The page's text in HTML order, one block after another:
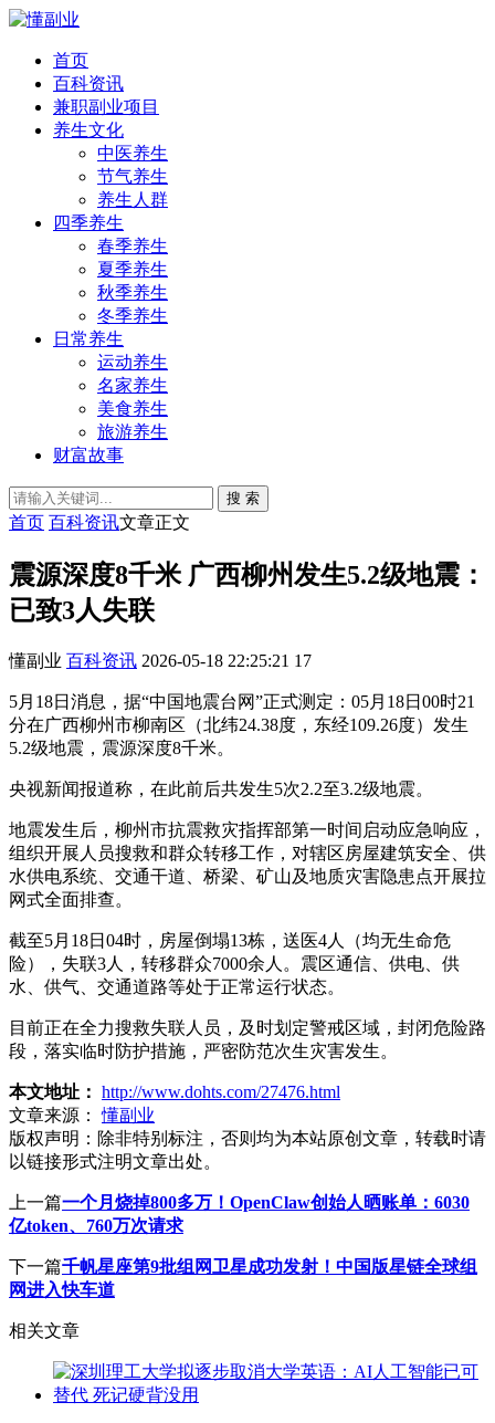
首页
百科资讯
兼职副业项目
养生文化
中医养生
节气养生
养生人群
四季养生
春季养生
夏季养生
秋季养生
冬季养生
日常养生
运动养生
名家养生
美食养生
旅游养生
财富故事
搜 索
首页 百科资讯文章正文
震源深度8千米 广西柳州发生5.2级地震：
已致3人失联
懂副业 百科资讯 2026-05-18 22:25:21 17
5月18日消息，据“中国地震台网”正式测定：05月18日00时21
分在广西柳州市柳南区（北纬24.38度，东经109.26度）发生
5.2级地震，震源深度8千米。
央视新闻报道称，在此前后共发生5次2.2至3.2级地震。
地震发生后，柳州市抗震救灾指挥部第一时间启动应急响应，
组织开展人员搜救和群众转移工作，对辖区房屋建筑安全、供
水供电系统、交通干道、桥梁、矿山及地质灾害隐患点开展拉
网式全面排查。
截至5月18日04时，房屋倒塌13栋，送医4人（均无生命危
险），失联3人，转移群众7000余人。震区通信、供电、供
水、供气、交通道路等处于正常运行状态。
目前正在全力搜救失联人员，及时划定警戒区域，封闭危险路
段，落实临时防护措施，严密防范次生灾害发生。
本文地址： http://www.dohts.com/27476.html
文章来源：
懂副业
版权声明： 除非特别标注，否则均为本站原创文章，转载时请
以链接形式注明文章出处。
上一篇一个月烧掉800多万！OpenClaw创始人晒账单：6030
亿token、760万次请求
下一篇千帆星座第9批组网卫星成功发射！中国版星链全球组
网进入快车道
相关文章